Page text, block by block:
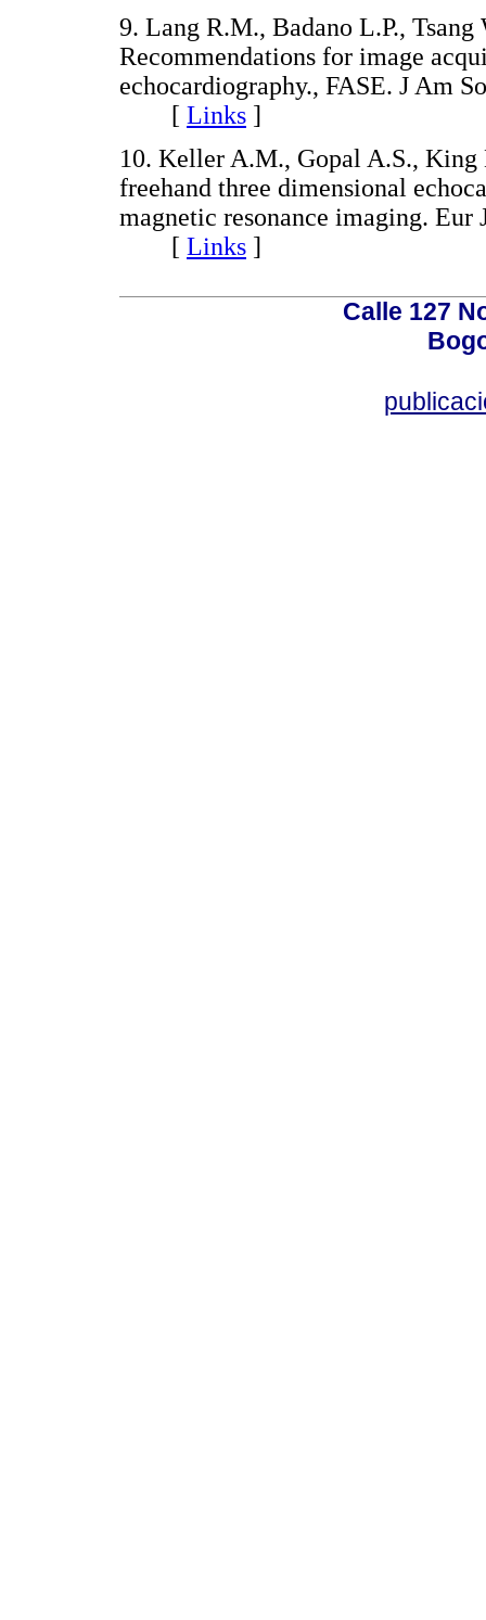
9. Lang R.M., Badano L.P.,
Recommendations for image
echocardiography., FASE. J Am
[ Links ]
10. Keller A.M., Gopal A.S.,
freehand three dimensional
magnetic resonance imaging. Eur
[ Links ]
Calle 127